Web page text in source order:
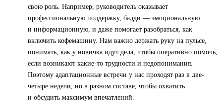
свою роль. Например, руководитель оказывает
профессиональную поддержку, бадди — эмоциональную
и информационную, и даже помогает разобраться, как
включить кофемашину. Нам важно держать руку на пульсе,
понимать, как у новичка идут дела, чтобы оперативно помочь,
если возникают какие-то трудности и недопонимания.
Поэтому адаптационные встречи у нас проходят раз в две-
четыре недели, но в разном составе, чтобы охватить
и обсудить максимум впечатлений.